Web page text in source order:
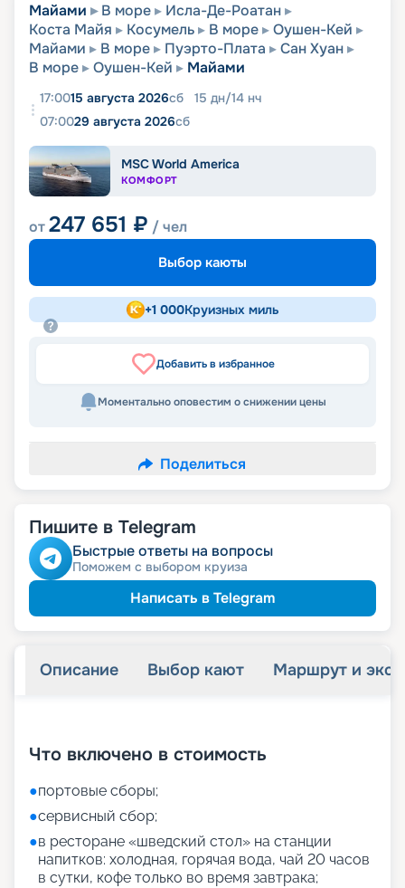
Майами В море
Исла-Де-Роатан
Коста Майя
Косумель В море
Оушен-Кей
Майами
В море Пуэрто-Плата
Сан Хуан
В море
Оушен-Кей Майами
17:0015 августа 2026сб 15 дн/14 нч
07:0029 августа 2026сб
MSC World America
КОМФОРТ
от247 651 ₽ / чел
Выбор каюты
+1 000Круизных миль
Добавить в избранное
Моментально оповестим о снижении цены
Поделиться
Пишите в Telegram
Быстрые ответы на вопросы
Поможем с выбором круиза
Написать в Telegram
Описание Выбор кают Маршрут и
Что включено в стоимость
●портовые сборы;
●сервисный сбор;
●в ресторане «шведский стол» на станции
напитков: холодная, горячая вода, чай 20 часов
в сутки, кофе только во время завтрака;